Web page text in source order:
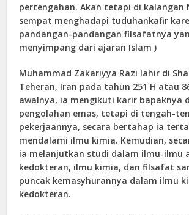
pertengahan. Akan tetapi di kalangan
sempat menghadapi tuduhankafir
pandangan-pandangan filsafatnya
menyimpang dari ajaran Islam )
Muhammad Zakariyya Razi lahir di
Teheran, Iran pada tahun 251 H atau
awalnya, ia mengikuti karir bapaknya
pengolahan emas, tetapi di tengah-
pekerjaannya, secara bertahap ia
mendalami ilmu kimia. Kemudian,
ia melanjutkan studi dalam ilmu-ilmu
kedokteran, ilmu kimia, dan filsafat
puncak kemasyhurannya dalam ilmu
kedokteran.